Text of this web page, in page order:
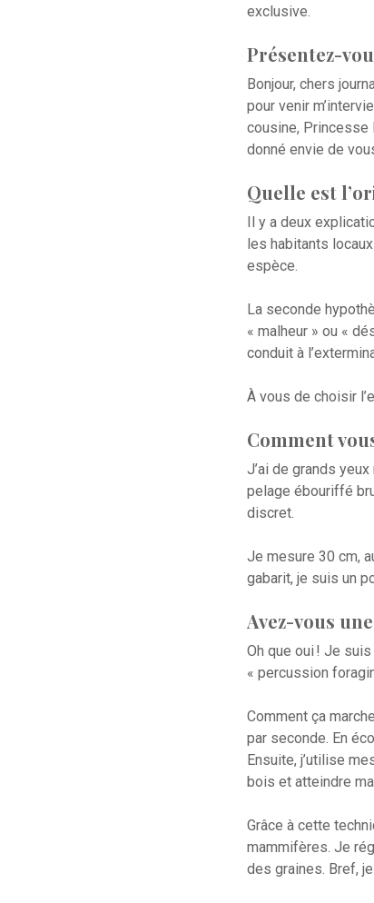
exclusive.
Présentez-
Bonjour, chers
pour venir
cousine, Princesse
donné envie de
Quelle est
Il y a deux
les habitants
espèce.
La seconde
« malheur » ou «
conduit à
À vous de choisir
Comment
J’ai de grands
pelage ébouriffé
discret.
Je mesure 30 cm,
gabarit, je suis un
Avez-vous
Oh que oui ! Je
« percussion
Comment ça
par seconde. En
Ensuite, j’utilise
bois et atteindre
Grâce à cette
mammifères. Je
des graines. Bref,